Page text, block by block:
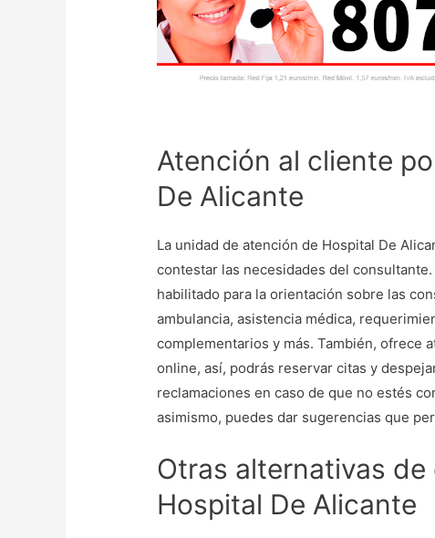
Atención al cliente
De Alicante
La unidad de atención de Hospital De
contestar las necesidades del
habilitado para la orientación sobre las
ambulancia, asistencia médica,
complementarios y más. También, ofrece
online, así, podrás reservar citas y
reclamaciones en caso de que no estés
asimismo, puedes dar sugerencias que
Otras alternativas
Hospital De Alicante